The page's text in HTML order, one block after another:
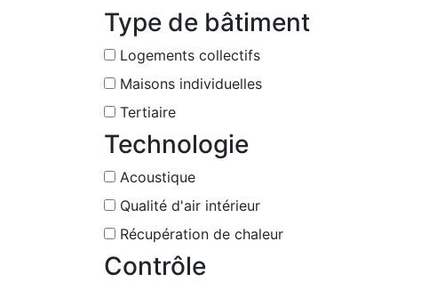
Type de bâtiment
Logements collectifs
Maisons individuelles
Tertiaire
Technologie
Acoustique
Qualité d'air intérieur
Récupération de chaleur
Contrôle